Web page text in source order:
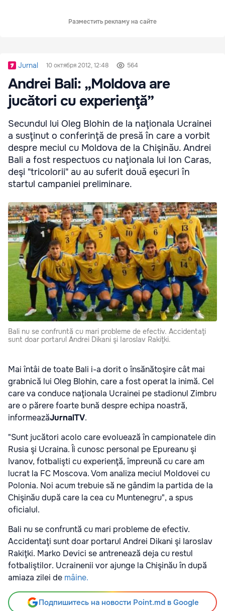
Разместить рекламу на сайте
Jurnal 10 октября 2012, 12:48 564
Andrei Bali: „Moldova are
jucători cu experienţă”
Secundul lui Oleg Blohin de la naţionala Ucrainei
a susţinut o conferinţă de presă în care a vorbit
despre meciul cu Moldova de la Chişinău. Andrei
Bali a fost respectuos cu naţionala lui Ion Caras,
deşi "tricolorii" au au suferit două eşecuri în
startul campaniei preliminare.
Bali nu se confruntă cu mari probleme de efectiv. Accidentaţi
sunt doar portarul Andrei Dikani şi Iaroslav Rakiţki.
Mai întâi de toate Bali i-a dorit o însănătoşire cât mai
grabnică lui Oleg Blohin, care a fost operat la inimă. Cel
care va conduce naţionala Ucrainei pe stadionul Zimbru
are o părere foarte bună despre echipa noastră,
informeazăJurnalTV.
"Sunt jucători acolo care evoluează în campionatele din
Rusia şi Ucraina. Îi cunosc personal pe Epureanu şi
Ivanov, fotbalişti cu experienţă, împreună cu care am
lucrat la FC Moscova. Vom analiza meciul Moldovei cu
Polonia. Noi acum trebuie să ne gândim la partida de la
Chişinău după care la cea cu Muntenegru", a spus
oficialul.
Bali nu se confruntă cu mari probleme de efectiv.
Accidentaţi sunt doar portarul Andrei Dikani şi Iaroslav
Rakiţki. Marko Devici se antrenează deja cu restul
fotbaliştilor. Ucrainenii vor ajunge la Chişinău în după
amiaza zilei de mâine.
Подпишитесь на новости Point.md в Google